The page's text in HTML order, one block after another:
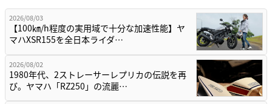
2026/08/03
【100㎞/h程度の実用域で十分な加速性能】ヤ
マハXSR155を全日本ライダ…
2026/08/02
1980年代、2ストレーサーレプリカの伝説を再
び。ヤマハ「RZ250」の流麗…